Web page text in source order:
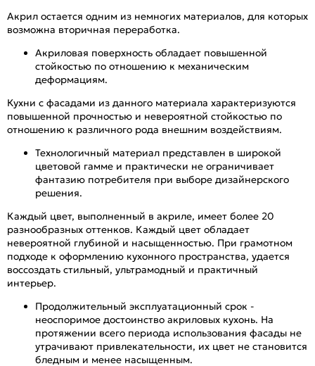
Акрил остается одним из немногих материалов, для которых
возможна вторичная переработка.
Акриловая поверхность обладает повышенной
стойкостью по отношению к механическим
деформациям.
Кухни с фасадами из данного материала характеризуются
повышенной прочностью и невероятной стойкостью по
отношению к различного рода внешним воздействиям.
Технологичный материал представлен в широкой
цветовой гамме и практически не ограничивает
фантазию потребителя при выборе дизайнерского
решения.
Каждый цвет, выполненный в акриле, имеет более 20
разнообразных оттенков. Каждый цвет обладает
невероятной глубиной и насыщенностью. При грамотном
подходе к оформлению кухонного пространства, удается
воссоздать стильный, ультрамодный и практичный
интерьер.
Продолжительный эксплуатационный срок -
неоспоримое достоинство акриловых кухонь. На
протяжении всего периода использования фасады не
утрачивают привлекательности, их цвет не становится
бледным и менее насыщенным.